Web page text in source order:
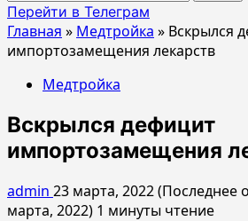
Перейти в Телеграм
Главная » Медтройка » Вскрылся
импортозамещения лекарств
Медтройка
Вскрылся дефицит
импортозамещения
admin 23 марта, 2022 (Последнее
марта, 2022) 1 минуты чтение